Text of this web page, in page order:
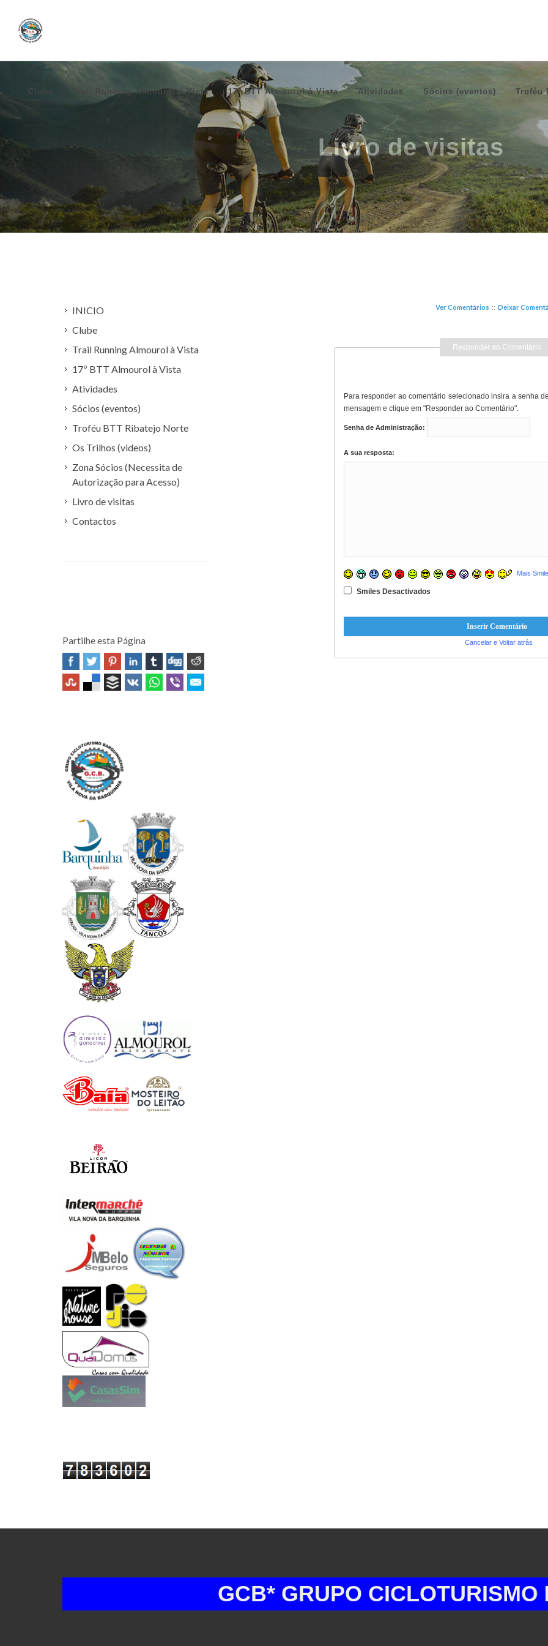
Clube Trail Running Almourol à Vista 17º BTT Almourol à Vista Atividades Sócios (eventos) Troféu
Livro de visitas
Ver Comentários :: Deixar
Responder ao Comentário
Para responder ao comentário selecionado insira a senha
mensagem e clique em "Responder ao Comentário".
Senha de Administração:
A sua resposta:
Mais
Smiles Desactivados
Cancelar e Voltar atrás
INICIO
Clube
Trail Running Almourol à Vista
17º BTT Almourol à Vista
Atividades
Sócios (eventos)
Troféu BTT Ribatejo Norte
Os Trilhos (videos)
Zona Sócios (Necessita de
Autorização para Acesso)
Livro de visitas
Contactos
Partilhe esta Página
GCB* GRUPO CICLOTURISMO